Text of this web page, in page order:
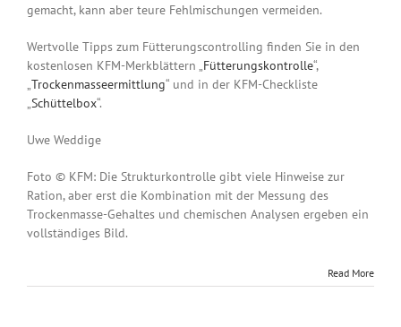
gemacht, kann aber teure Fehlmischungen vermeiden.
Wertvolle Tipps zum Fütterungscontrolling finden Sie in den
kostenlosen KFM-Merkblättern „ Fütterungskontrolle“,
Trockenmasseermittlung“ und in der KFM-Checkliste
Schüttelbox“.
Uwe Weddige
Foto © KFM: Die Strukturkontrolle gibt viele Hinweise zur
Ration, aber erst die Kombination mit der Messung des
Trockenmasse-Gehaltes und chemischen Analysen ergeben ein
vollständiges Bild.
Read More